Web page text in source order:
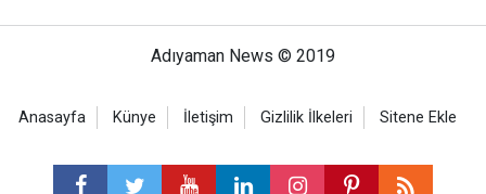
Adıyaman News © 2019
Anasayfa Künye İletişim Gizlilik İlkeleri Sitene Ekle